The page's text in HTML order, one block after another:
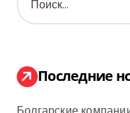
а
:
Последние